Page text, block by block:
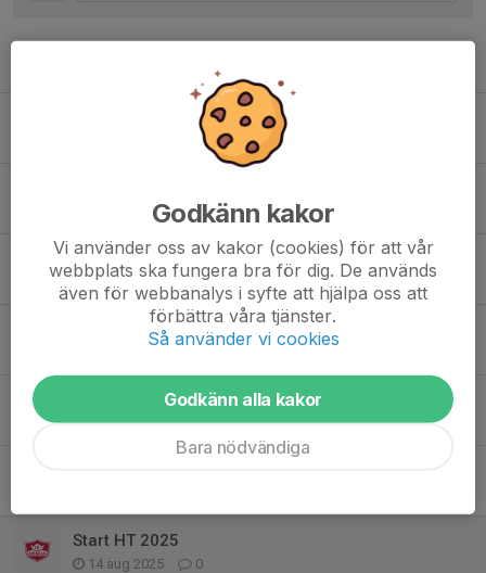
Tack för denna termin!
0
3 maj, 10:51 0
5 apr, 08:16 0
Inställd 8/2
HOPP OCH LEK 1 DRAR IGÅNG FÖR SÄSONGEN
6 jan, 09:14 0
Start HT 2025
14 aug 2025 0
Godkänn kakor
Vi använder oss av kakor (cookies) för att vår
webbplats ska fungera bra för dig. De används
även för webbanalys i syfte att hjälpa oss att
förbättra våra tjänster.
Så använder vi cookies
Godkänn alla kakor
Bara nödvändiga